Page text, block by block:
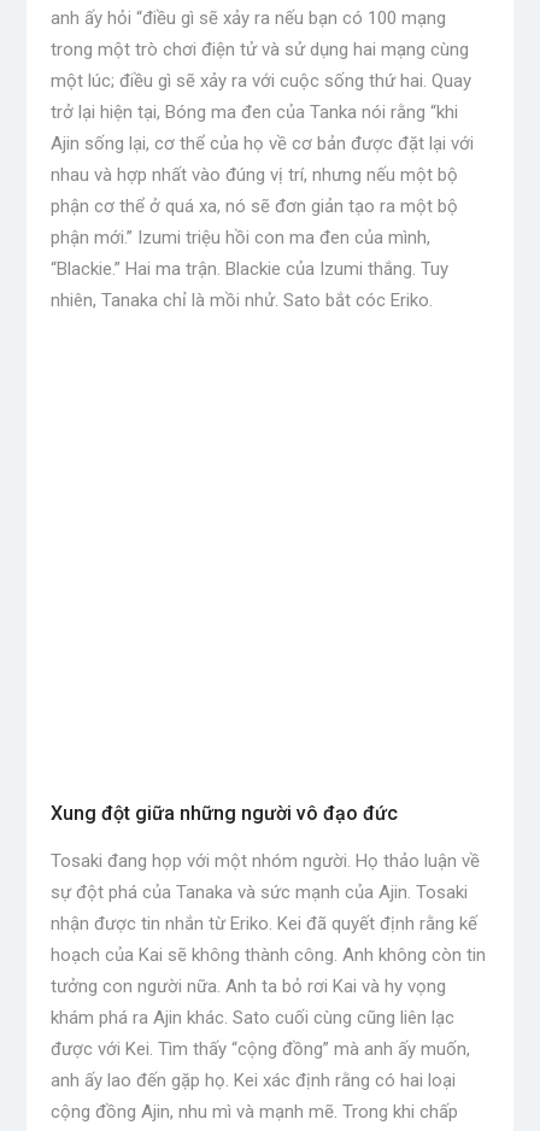
anh ấy hỏi “điều gì sẽ xảy ra nếu bạn có 100 mạng
trong một trò chơi điện tử và sử dụng hai mạng cùng
một lúc; điều gì sẽ xảy ra với cuộc sống thứ hai. Quay
trở lại hiện tại, Bóng ma đen của Tanka nói rằng “khi
Ajin sống lại, cơ thể của họ về cơ bản được đặt lại với
nhau và hợp nhất vào đúng vị trí, nhưng nếu một bộ
phận cơ thể ở quá xa, nó sẽ đơn giản tạo ra một bộ
phận mới.” Izumi triệu hồi con ma đen của mình,
“Blackie.” Hai ma trận. Blackie của Izumi thắng. Tuy
nhiên, Tanaka chỉ là mồi nhử. Sato bắt cóc Eriko.
Xung đột giữa những người vô đạo đức
Tosaki đang họp với một nhóm người. Họ thảo luận về
sự đột phá của Tanaka và sức mạnh của Ajin. Tosaki
nhận được tin nhắn từ Eriko. Kei đã quyết định rằng kế
hoạch của Kai sẽ không thành công. Anh không còn tin
tưởng con người nữa. Anh ta bỏ rơi Kai và hy vọng
khám phá ra Ajin khác. Sato cuối cùng cũng liên lạc
được với Kei. Tìm thấy “cộng đồng” mà anh ấy muốn,
anh ấy lao đến gặp họ. Kei xác định rằng có hai loại
cộng đồng Ajin, nhu mì và mạnh mẽ. Trong khi chấp